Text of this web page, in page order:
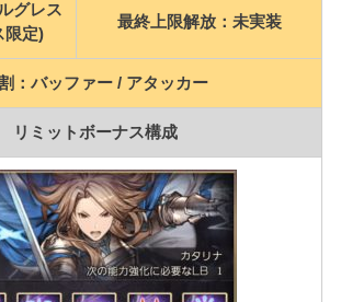
グレス
限定)
最終上限解放：未実装
：バッファー / アタッカー
リミットボーナス構成